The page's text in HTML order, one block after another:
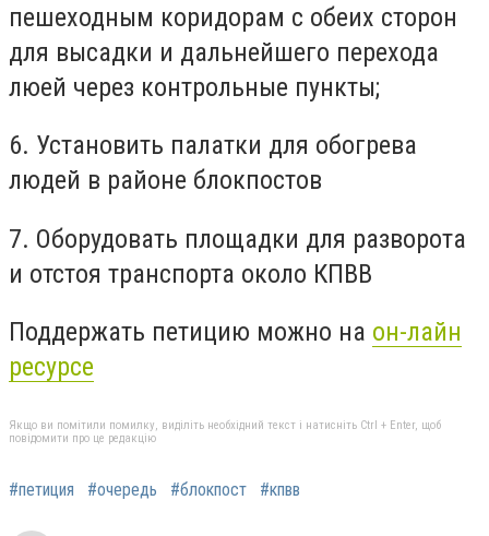
пешеходным коридорам с обеих сторон
для высадки и дальнейшего перехода
люей через контрольные пункты;
6. Установить палатки для обогрева
людей в районе блокпостов
7. Оборудовать площадки для разворота
и отстоя транспорта около КПВВ
Поддержать петицию можно на он-лайн
ресурсе
Якщо ви помітили помилку, виділіть необхідний текст і натисніть Ctrl + Enter, щоб
повідомити про це редакцію
#петиция #очередь #блокпост #кпвв